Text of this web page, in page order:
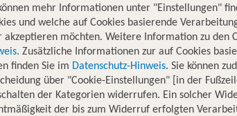
mehr Informationen unter "Einstellungen"
und welche auf Cookies basierende
akzeptieren möchten. Weitere Information zu den
. Zusätzliche Informationen zur auf Cookies
finden Sie im Datenschutz-Hinweis. Sie können
über "Cookie-Einstellungen" [in der
der Kategorien widerrufen. Ein solcher
der bis zum Widerruf erfolgten